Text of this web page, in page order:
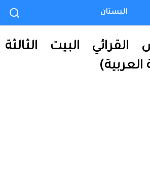
البيت الثالثة
العربية)
البستان